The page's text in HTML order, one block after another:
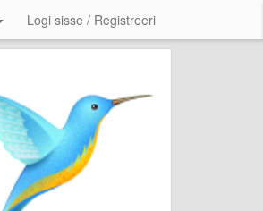
Logi sisse / Registreeri